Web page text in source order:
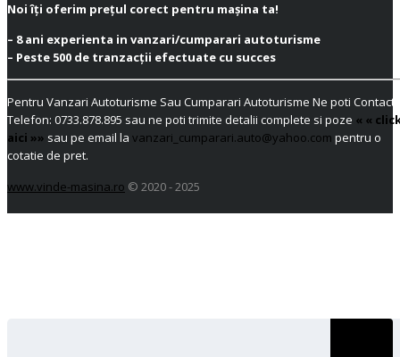
Noi îți oferim prețul corect pentru mașina ta!
– 8 ani experienta in vanzari/cumparari autoturisme
– Peste 500 de tranzacții efectuate cu succes
Pentru Vanzari Autoturisme Sau Cumparari Autoturisme Ne poti
Telefon: 0733.878.895 sau ne poti trimite detalii complete si poze « «
aici »» sau pe email la vanzari_cumparari.auto@yahoo.com pentru o
cotatie de pret.
www.vinde-masina.ro © 2020 - 2025